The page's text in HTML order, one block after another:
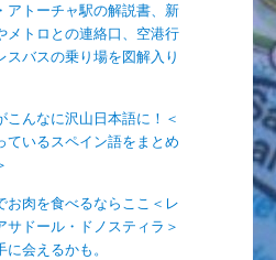
アトーチャ駅の解説書、新
メトロとの連絡口、空港行
スバスの乗り場を図解入り
こんなに沢山日本語に！＜
ているスペイン語をまとめ
お肉を食べるならここ＜レ
サドール・ドノスティラ＞
会えるかも。